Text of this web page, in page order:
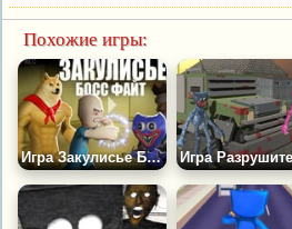
Похожие игры:
Игра Закулисье Босс Файт